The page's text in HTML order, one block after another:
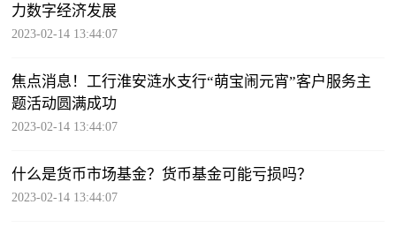
力数字经济发展
2023-02-14 13:44:07
焦点消息！工行淮安涟水支行“萌宝闹元宵”客户服务主
题活动圆满成功
2023-02-14 13:44:07
什么是货币市场基金？货币基金可能亏损吗？
2023-02-14 13:44:07